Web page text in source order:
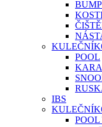
POOL
IBS